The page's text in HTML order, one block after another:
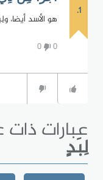
1.
هو الأسد أيضا،
0
0
عبارات
لِبَدٍ